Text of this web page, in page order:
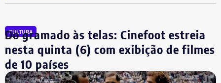
como “outros bens e direitos”, de R$ 500 mil, que não
Os saldos em contas bancárias também cresceram. Os
depósitos em conta corrente, que somavam R$ 50.686,20
há quatro anos, passaram para R$ 97.543,64.
CULTURA
Do gramado às telas: Cinefoot estreia
nesta quinta (6) com exibição de filmes
de 10 países